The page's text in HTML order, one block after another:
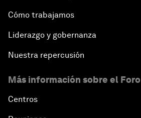
Cómo trabajamos
Liderazgo y gobernanza
Nuestra repercusión
Más información sobre el Foro
Centros